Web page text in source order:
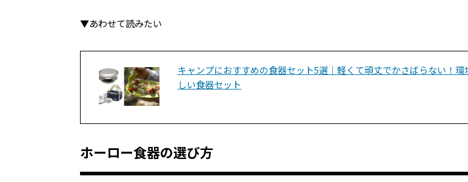
▼あわせて読みたい
キャンプにおすすめの食器セット5選｜軽くて頑丈でかさばらない！環
しい食器セット
ホーロー食器の選び方